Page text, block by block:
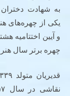
به شهادت
یکی از چهره‌های
و آیین اختتامیه
چهره برتر سال هنر انقلاب ۱۴۰۰